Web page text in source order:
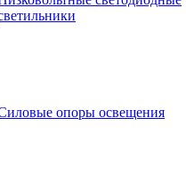
опоры освещения